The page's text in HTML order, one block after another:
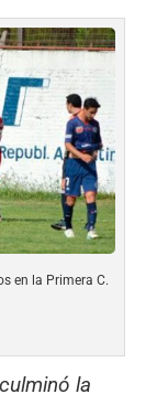
en la Primera C.
la